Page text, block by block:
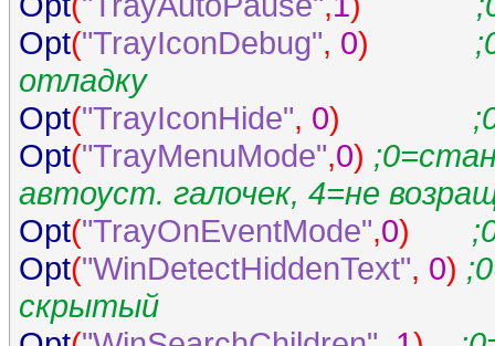
Opt("TrayIconDebug", 0)
отладку
Opt("TrayIconHide", 0)
Opt("TrayMenuMode",0)
автоуст. галочек, 4=не
Opt("TrayOnEventMode",0)
Opt("WinDetectHiddenText", 0)
скрытый